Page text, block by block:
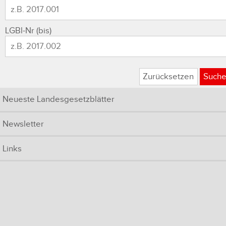
LGBl-Nr (bis)
Zurücksetzen
Neueste Landesgesetzblätter
Newsletter
Links